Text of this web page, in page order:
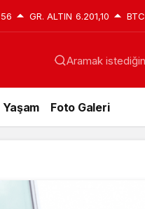
GR. ALTIN 6.201,10 BTC
Aramak
Yaşam Foto Galeri